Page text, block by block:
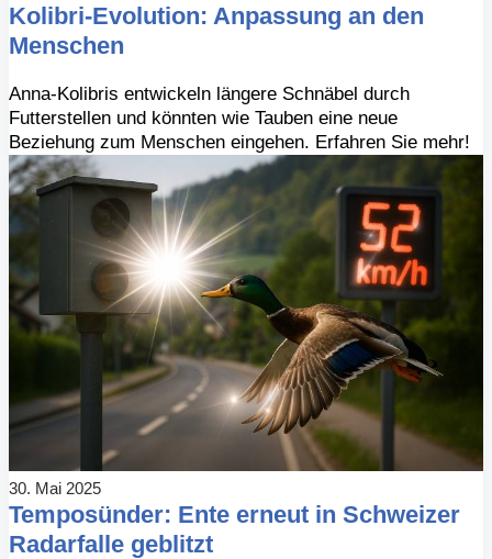
Kolibri-Evolution: Anpassung an den
Menschen
Anna-Kolibris entwickeln längere Schnäbel durch
Futterstellen und könnten wie Tauben eine neue
Beziehung zum Menschen eingehen. Erfahren Sie mehr!
30. Mai 2025
Temposünder: Ente erneut in Schweizer
Radarfalle geblitzt